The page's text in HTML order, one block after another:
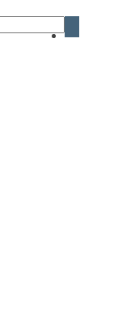
nach:
Blizzard